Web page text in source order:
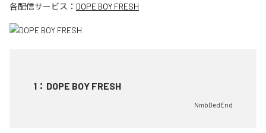
各配信サービス： DOPE BOY FRESH
1 ： DOPE BOY FRESH
NmbDedEnd